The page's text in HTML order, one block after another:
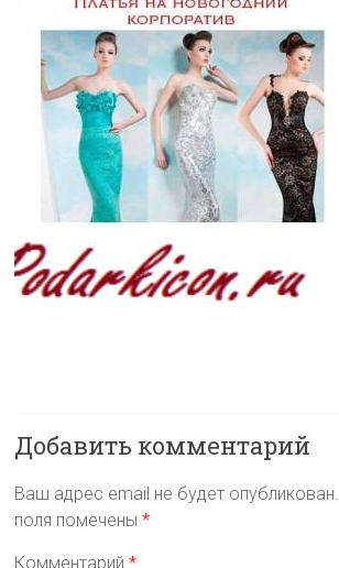
Добавить комментарий
Ваш адрес email не будет опубликован.
поля помечены*
Комментарий*